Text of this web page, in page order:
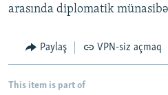
İZ - MƏDƏNIYYƏT PROQRAMI
MATERIALLARIMIZDAN ISTIFADƏ
XƏBƏR BÜLLETENLƏRIMIZ
arasında diplomatik
Paylaş VPN-siz açmaq
This item is part of